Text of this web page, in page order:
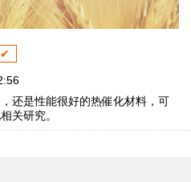
还是性能很好的热催化材料，可
关研究。